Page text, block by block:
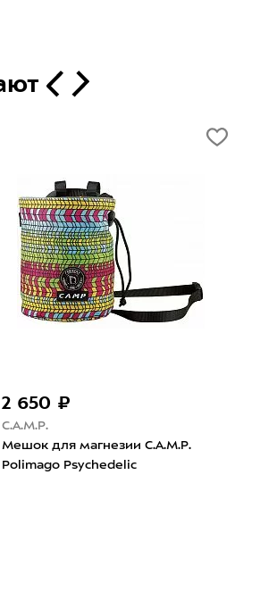
2 650 ₽
C.A.M.P.
Мешок для магнезии C.A.M.P.
Polimago Psychedelic